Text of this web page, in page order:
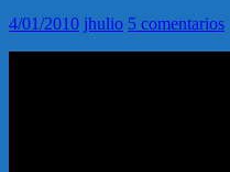
4/01/2010 jhulio 5 comentarios